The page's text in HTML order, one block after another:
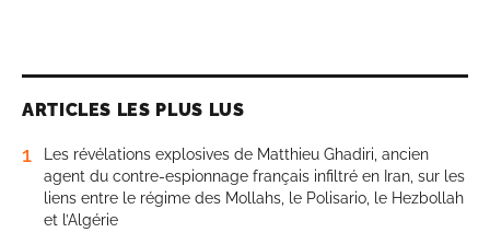
ARTICLES LES PLUS LUS
1
Les révélations explosives de Matthieu Ghadiri, ancien
agent du contre-espionnage français infiltré en Iran, sur les
liens entre le régime des Mollahs, le Polisario, le Hezbollah
et l’Algérie